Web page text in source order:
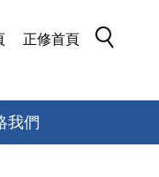
正修首頁
我們